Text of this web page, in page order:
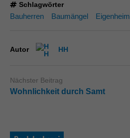
Schlagwörter
Bauherren Baumängel Eigenheim
Autor HH
Nächster Beitrag
Wohnlichkeit durch Samt